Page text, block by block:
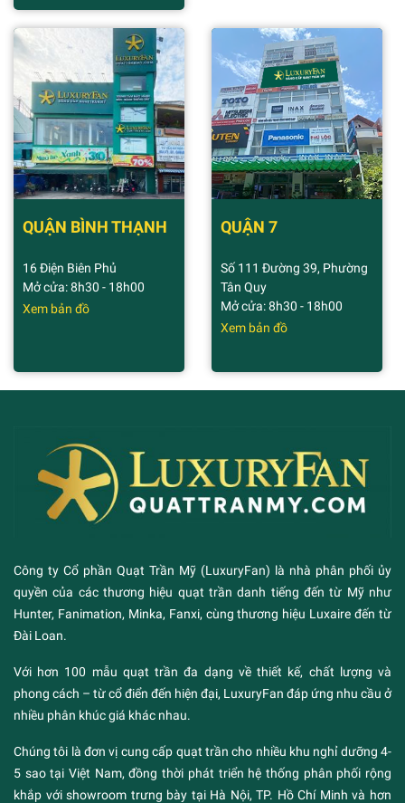
QUẬN BÌNH THẠNH
16 Điện Biên Phủ
Mở cửa: 8h30 - 18h00
Xem bản đồ
QUẬN 7
Số 111 Đường 39, Phường
Tân Quy
Mở cửa: 8h30 - 18h00
Xem bản đồ
Công ty Cổ phần Quạt Trần Mỹ (LuxuryFan) là nhà phân phối ủy
quyền của các thương hiệu quạt trần danh tiếng đến từ Mỹ như
Hunter, Fanimation, Minka, Fanxi, cùng thương hiệu Luxaire đến từ
Đài Loan.
Với hơn 100 mẫu quạt trần đa dạng về thiết kế, chất lượng và
phong cách – từ cổ điển đến hiện đại, LuxuryFan đáp ứng nhu cầu ở
nhiều phân khúc giá khác nhau.
Chúng tôi là đơn vị cung cấp quạt trần cho nhiều khu nghỉ dưỡng 4-
5 sao tại Việt Nam, đồng thời phát triển hệ thống phân phối rộng
khắp với showroom trưng bày tại Hà Nội, TP. Hồ Chí Minh và hơn